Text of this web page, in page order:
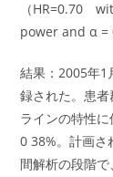
（HR=0.70
power and α =
結果：2005年1
録された。患者
ラインの特性
0 38%。計画さ
間解析の段階